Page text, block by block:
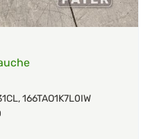
,166TAO1K7L0IW